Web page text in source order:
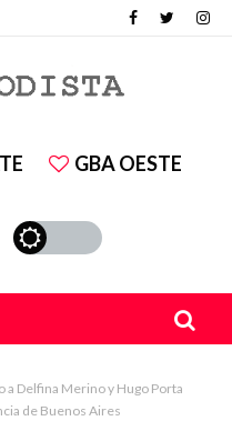
GBA OESTE
a Delfina Merino y Hugo Porta
de Buenos Aires